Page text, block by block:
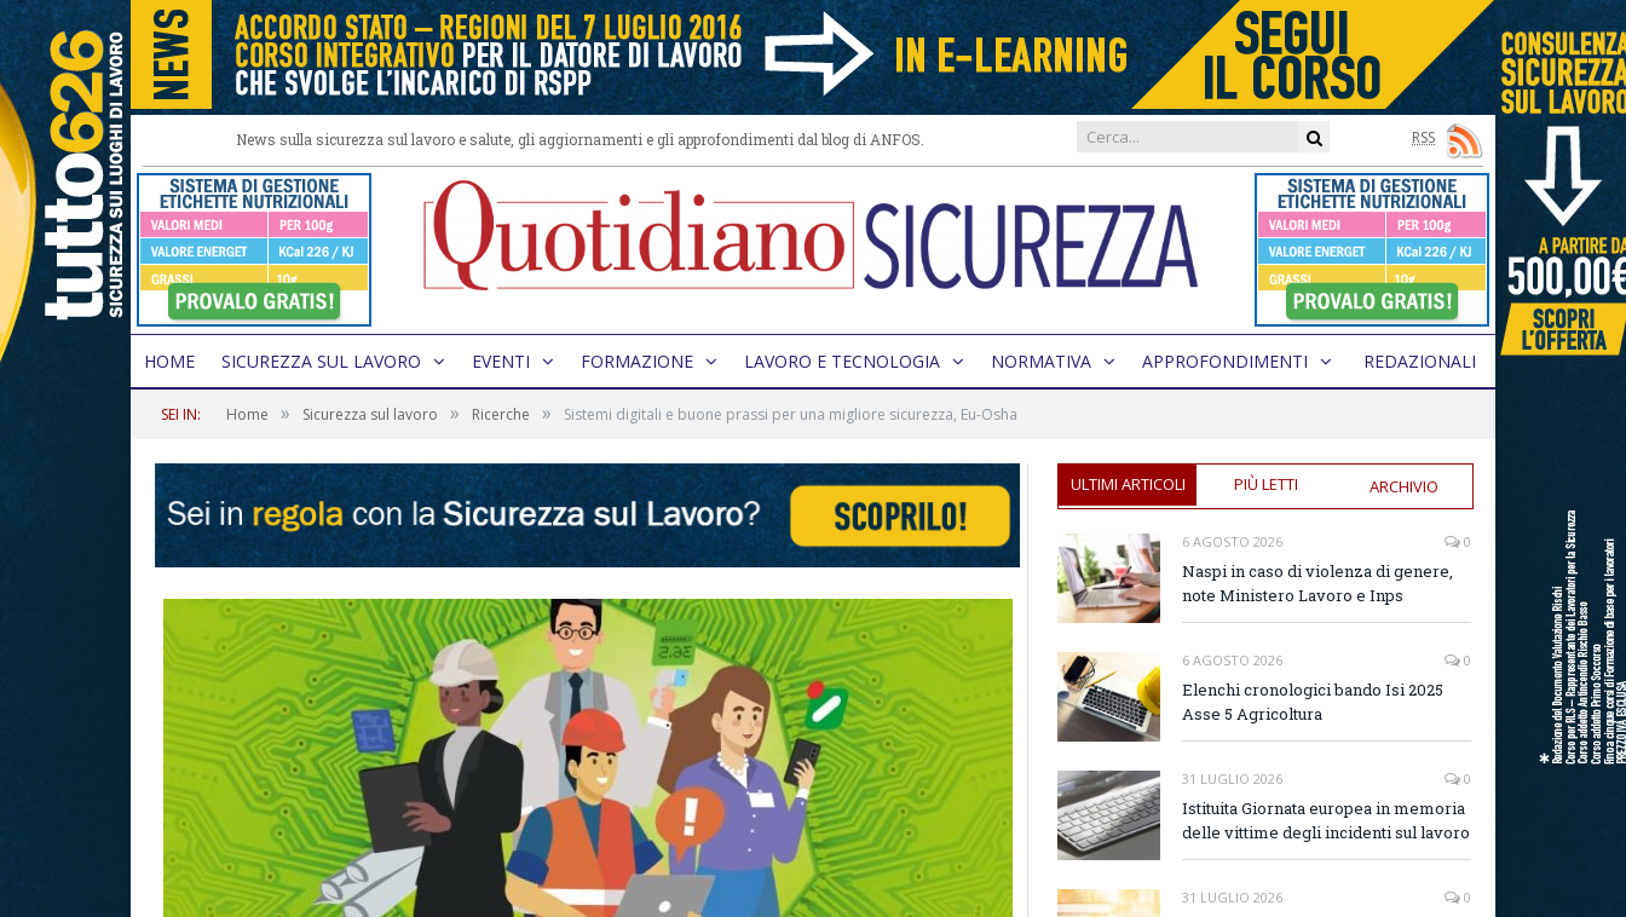
News sulla sicurezza sul lavoro e salute, gli aggiornamenti e gli approfondimenti dal blog di ANFOS. RSS
HOME SICUREZZA SUL LAVORO EVENTI FORMAZIONE LAVORO E TECNOLOGIA NORMATIVA APPROFONDIMENTI REDAZIONALI
SEI IN: Home » Sicurezza sul lavoro » Ricerche » Sistemi digitali e buone prassi per una migliore sicurezza, Eu-Osha
ULTIMI ARTICOLI PIÙ LETTI ARCHIVIO
6 AGOSTO 2026 0
Naspi in caso di violenza di genere,
note Ministero Lavoro e Inps
6 AGOSTO 2026 0
Elenchi cronologici bando Isi 2025
Asse 5 Agricoltura
31 LUGLIO 2026 0
Istituita Giornata europea in memoria
delle vittime degli incidenti sul lavoro
31 LUGLIO 2026 0